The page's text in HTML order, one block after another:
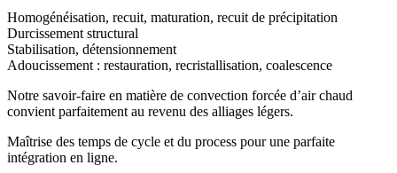
Homogénéisation, recuit, maturation, recuit de précipitation
Durcissement structural
Stabilisation, détensionnement
Adoucissement : restauration, recristallisation, coalescence
Notre savoir-faire en matière de convection forcée d’air chaud
convient parfaitement au revenu des alliages légers.
Maîtrise des temps de cycle et du process pour une parfaite
intégration en ligne.